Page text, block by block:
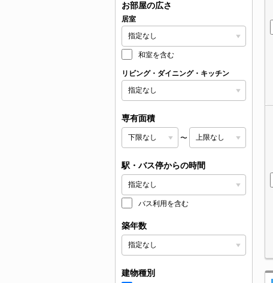
お部屋の広さ
居室
和室を含む
リビング・ダイニング・キッチン
専有面積
〜
駅・バス停からの時間
バス利用を含む
築年数
建物種別